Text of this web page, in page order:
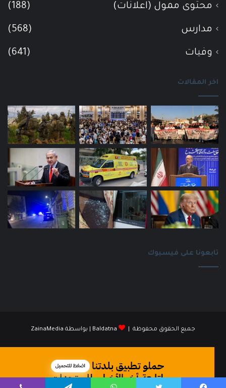
محتوى ممول (اعلانات) (188)
مدارس (568)
وفيات (641)
اخر المقالات
تابعونا على فيسبوك
جميع الحقوق محفوظة | Baldatna | بواسطة ZainaMedia